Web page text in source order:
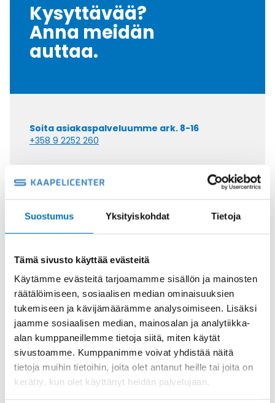
Suostumus Yksityiskohdat Tietoja
Tämä sivusto käyttää evästeitä
Käytämme evästeitä tarjoamamme sisällön ja mainosten
räätälöimiseen, sosiaalisen median ominaisuuksien
tukemiseen ja kävijämäärämme analysoimiseen. Lisäksi
jaamme sosiaalisen median, mainosalan ja analytiikka-
alan kumppaneillemme tietoja siitä, miten käytät
sivustoamme. Kumppanimme voivat yhdistää näitä
tietoja muihin tietoihin, joita olet antanut heille tai joita on
kerätty, kun olet käyttänyt heidän palvelujaan.
Kysyttävää?
Anna meidän
auttaa.
Soita asiakaspalveluumme ark. 8-16
+358 9 2252 260
myynti@kaapelicenter.fi
Saman kaapelin eri versiot
Johdin (H)07V-K,
MUSTA/VALKOINEN 1X1,5
Johdin (H)07V-K,
VALKOINEN/PUNAINEN 1X1,5